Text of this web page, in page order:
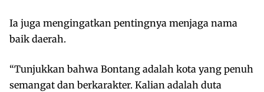
Ia juga mengingatkan pentingnya menjaga nama
baik daerah.
“Tunjukkan bahwa Bontang adalah kota yang penuh
semangat dan berkarakter. Kalian adalah duta